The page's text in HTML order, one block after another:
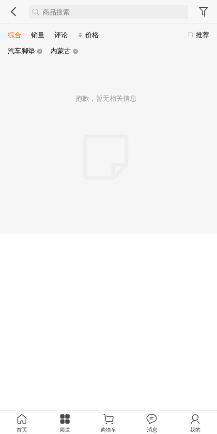
推荐
综合 销量 评论
价格
汽车脚垫
内蒙古
抱歉，暂无相关信息
首页 频道 购物车 消息 我的